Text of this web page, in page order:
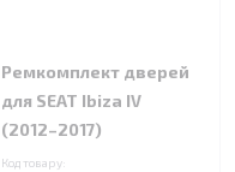
Ремкомплект дверей
для SEAT Ibiza IV
(2012–2017)
Код товару: